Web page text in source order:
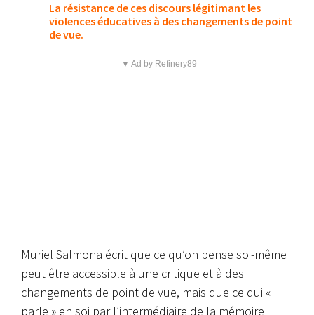
La résistance de ces discours légitimant les
violences éducatives à des changements de point
de vue.
▼ Ad by Refinery89
Muriel Salmona écrit que ce qu’on pense soi-même
peut être accessible à une critique et à des
changements de point de vue, mais que ce qui «
parle » en soi par l’intermédiaire de la mémoire